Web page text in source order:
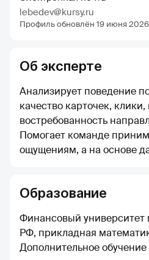
lebedev@kursy.ru
Профиль обновлён 19 июня 2026
Об эксперте
Анализирует поведение
качество карточек,
востребованность
Помогает команде
ощущениям, а на основе
Образование
Финансовый университет
РФ, прикладная
Дополнительное